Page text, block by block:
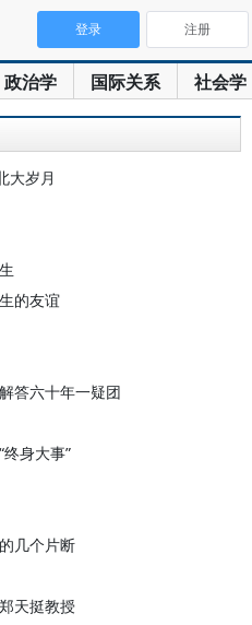
政治学 国际关系 社会学
登录 注册
大岁月
的友谊
答六十年一疑团
身大事”
几个片断
天挺教授